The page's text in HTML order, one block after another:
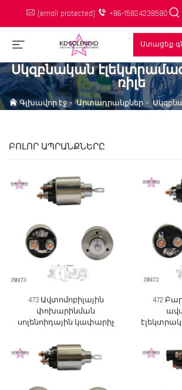
[email protected] +86-15824238580
Ստացեք
Սկզբնական
ռիլե
Գլխավոր էջ>Արտադրանքներ >Սկզբնական
ԲՈԼՈՐ ԱՊՐԱՆՔՆԵՐԸ
473 Ավտոմոբիլային
փոխարինման
սոլենոիդային կափարիչ
472